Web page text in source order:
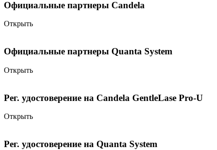
Официальные партнеры Candela
Открыть
Официальные партнеры Quanta System
Открыть
Рег. удостоверение на Candela GentleLase Pro-U
Открыть
Рег. удостоверение на Quanta System